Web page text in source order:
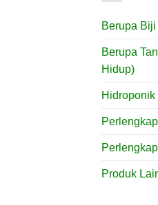
Berupa
Berupa
Hidup)
Hidroponik
Produk